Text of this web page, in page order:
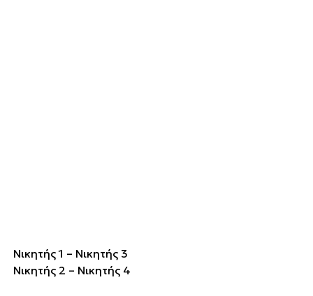
Νικητής 1 – Νικητής 3
Νικητής 2 – Νικητής 4